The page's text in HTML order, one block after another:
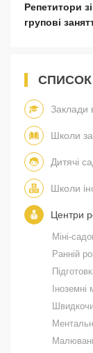
СПИСОК
Заклади
Школи
Дитячі
Школи
Центри
Міні-
Ранній
Іноземні
Репетитори
групові